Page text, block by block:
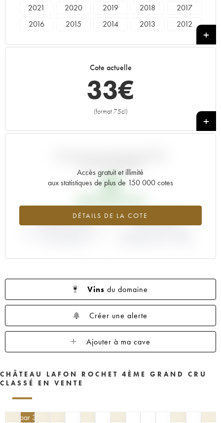
2021 2020 2019 2018
2017
2016
2015 2014 2013
2012
1999
1994
1970 1969 1966
1961 1959 1957
1953
1952 1949 1947 1937
Cote actuelle
33€
(format 75cl)
+
Accès gratuit et illimité
aux statistiques de plus de 150 000 cotes
DÉTAILS DE LA COTE
6€
+444.33% -33.33%
Vins du domaine
Créer une alerte
Ajouter à ma cave
CHÂTEAU LAFON ROCHET 4ÈME GRAND CRU
CLASSÉ EN VENTE
par 3 | -10%